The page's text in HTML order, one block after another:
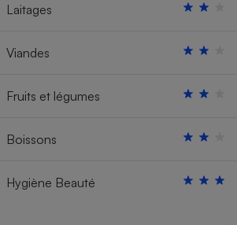
Laitages
Viandes
Fruits et légumes
Boissons
Hygiène Beauté